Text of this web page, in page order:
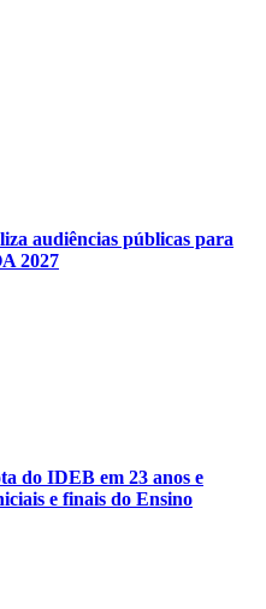
audiências públicas para
2027
do IDEB em 23 anos e
e finais do Ensino